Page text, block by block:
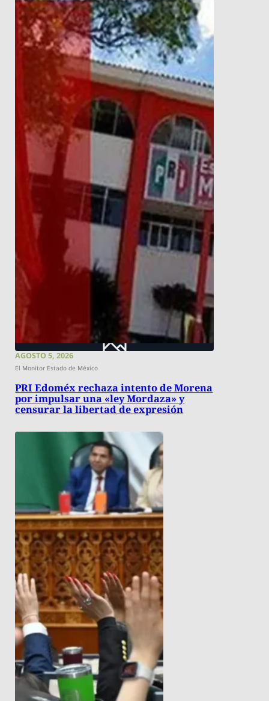
AGOSTO 5, 2026
El Monitor Estado de México
PRI Edoméx rechaza intento de Morena
por impulsar una «ley Mordaza» y
censurar la libertad de expresión